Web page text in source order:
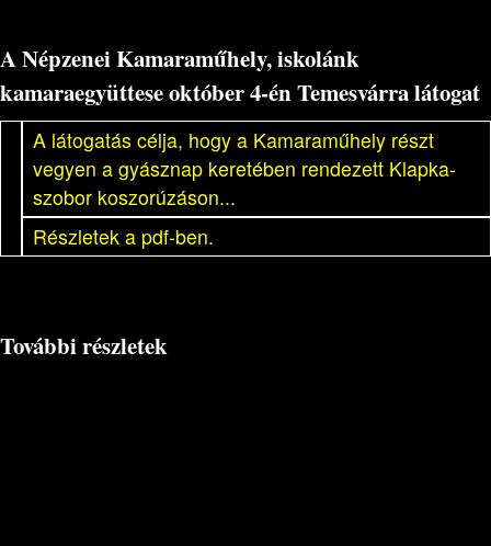
A Népzenei Kamaraműhely, iskolánk
kamaraegyüttese október 4-én Temesvárra látogat
A látogatás célja, hogy a Kamaraműhely részt
vegyen a gyásznap keretében rendezett Klapka-
szobor koszorúzáson...
Részletek a pdf-ben.
További részletek